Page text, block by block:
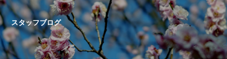
スタッフブログ